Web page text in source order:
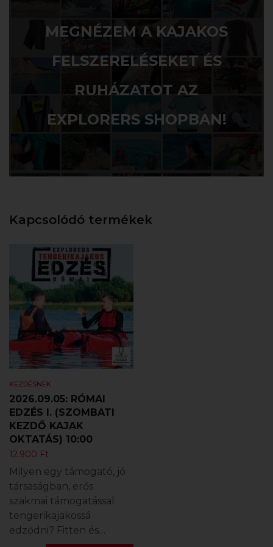
MEGNÉZEM A KAJAKOS
FELSZERELÉSEKET ÉS
RUHÁZATOT AZ
EXPLORERS SHOPBAN!
Kapcsolódó termékek
KEZDÉSNEK
2026.09.05: RÓMAI
EDZÉS I. (SZOMBATI
KEZDŐ KAJAK
OKTATÁS) 10:00
12.900 Ft
Milyen egy támogató, jó
társaságban, erős
szakmai támogatással
tengerikajakossá
edződni? Fitten és…